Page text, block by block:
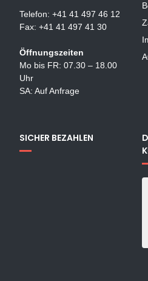
Telefon: +41 41 497 46 12
Fax: +41 41 497 41 30
Öffnungszeiten
Mo bis FR: 07.30 – 18.00
Uhr
SA: Auf Anfrage
SICHER BEZAHLEN